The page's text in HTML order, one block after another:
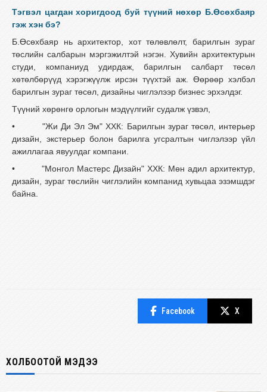
Тэгвэл цагдан хоригдоод буй түүний нөхөр Б.Өсөхбаяр
гэж хэн бэ?
Б.Өсөхбаяр нь архитектор, хот төлөвлөлт, барилгын зураг
төслийн салбарын мэргэжилтэй нэгэн. Хувийн архитектурын
студи, компаниуд удирдаж, барилгын салбарт төсөл
хөтөлбөрүүд хэрэгжүүлж ирсэн түүхтэй аж. Өөрөөр хэлбэл
барилгын зураг төсөл, дизайны чиглэлээр бизнес эрхэлдэг.
Түүний хөрөнгө орлогын мэдүүлгийг судалж үзвэл,
•
"Жи Ди Эл Эм" ХХК: Барилгын зураг төсөл, интерьер
дизайн, экстерьер болон барилга угсралтын чиглэлээр үйл
ажиллагаа явуулдаг компани.
•
"Монгол Мастерс Дизайн" ХХК: Мөн адил архитектур,
дизайн, зураг төслийн чиглэлийн компанид хувьцаа эзэмшдэг
байна.
Facebook X
ХОЛБООТОЙ МЭДЭЭ